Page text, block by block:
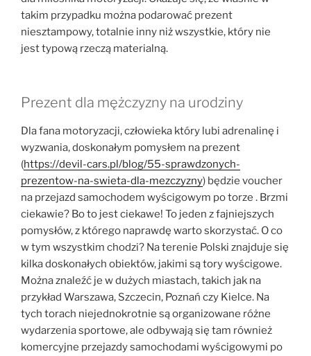
takim przypadku można podarować prezent
niesztampowy, totalnie inny niż wszystkie, który nie
jest typową rzeczą materialną.
Prezent dla mężczyzny na urodziny
Dla fana motoryzacji, człowieka który lubi adrenalinę i
wyzwania, doskonałym pomysłem na prezent
(https://devil-cars.pl/blog/55-sprawdzonych-
prezentow-na-swieta-dla-mezczyzny) będzie voucher
na przejazd samochodem wyścigowym po torze . Brzmi
ciekawie? Bo to jest ciekawe! To jeden z fajniejszych
pomysłów, z którego naprawdę warto skorzystać. O co
w tym wszystkim chodzi? Na terenie Polski znajduje się
kilka doskonałych obiektów, jakimi są tory wyścigowe.
Można znaleźć je w dużych miastach, takich jak na
przykład Warszawa, Szczecin, Poznań czy Kielce. Na
tych torach niejednokrotnie są organizowane różne
wydarzenia sportowe, ale odbywają się tam również
komercyjne przejazdy samochodami wyścigowymi po